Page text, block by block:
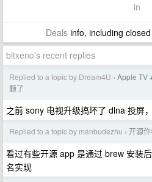
in
Dealsinfo, including
bitxeno's recent replies
Replied to a topic by Dream4U › Apple TV
题了
之前 sony 电视升级搞坏了 dlna 投屏
Replied to a topic by manbudezhu › 开源
看过有些开源 app 是通过 brew 安装
名实现